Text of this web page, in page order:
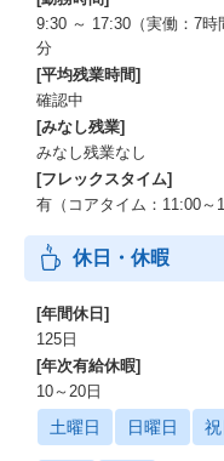
9:30 ～ 17:30（実働：7
分
[平均残業時間]
確認中
[みなし残業]
みなし残業なし
[フレックスタイム]
有（コアタイム：11:00～
休日・休暇
[年間休日]
125日
[年次有給休暇]
10～20日
土曜日 日曜日 祝